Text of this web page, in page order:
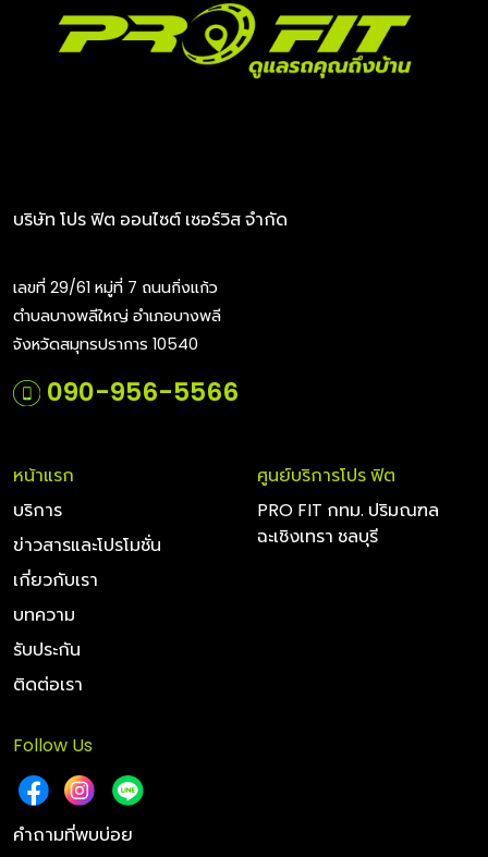
บริษัท โปร ฟิต ออนไซต์ เซอร์วิส จำกัด
เลขที่ 29/61 หมู่ที่ 7 ถนนกิ่งแก้ว
ตำบลบางพลีใหญ่ อำเภอบางพลี
จังหวัดสมุทรปราการ 10540
090-956-5566
หน้าแรก
บริการ
ข่าวสารและโปรโมชั่น
เกี่ยวกับเรา
บทความ
รับประกัน
ติดต่อเรา
ศูนย์บริการโปร ฟิต
PRO FIT กทม. ปริมณฑล
ฉะเชิงเทรา ชลบุรี
Follow Us
คำถามที่พบบ่อย